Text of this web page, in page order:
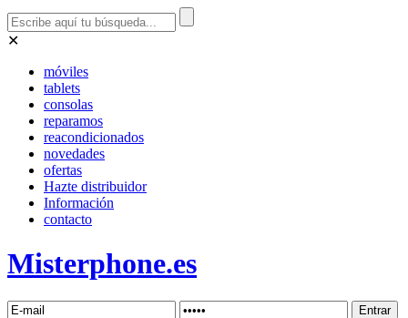
✕
móviles
tablets
consolas
reparamos
reacondicionados
novedades
ofertas
Hazte distribuidor
Información
contacto
Misterphone.es